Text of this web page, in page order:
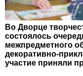
Во Дворце
состоялось
межпредметного
декоративно-
участие приняли